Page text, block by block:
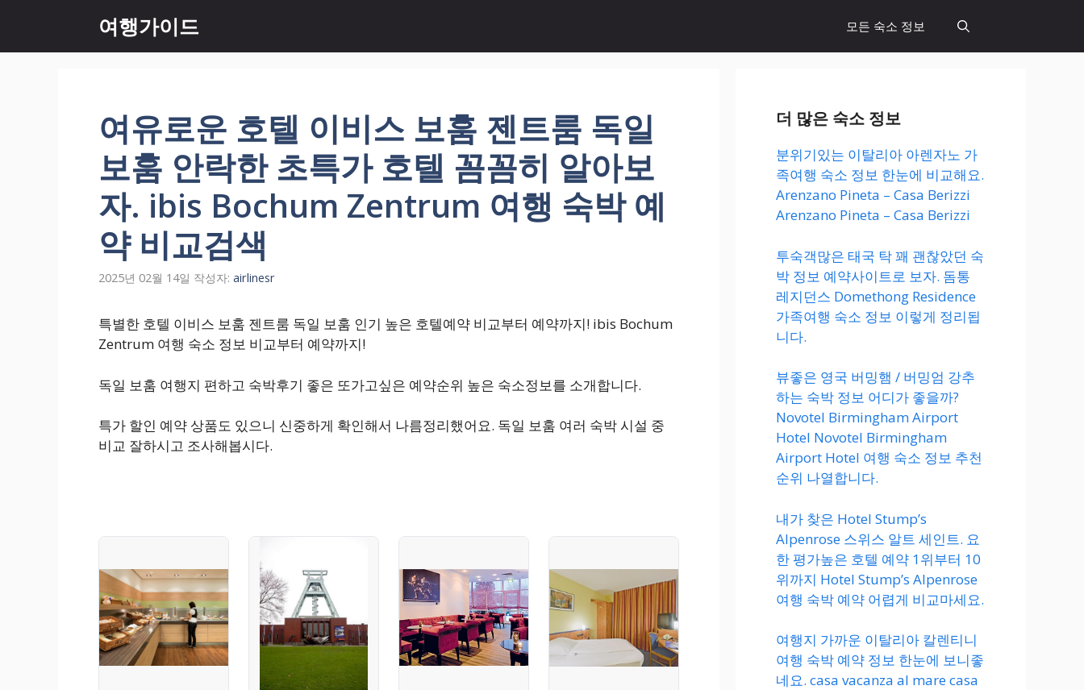
츠
여행가이드 모든 숙소 정보
여유로운 호텔 이비스 보훔 젠트룸 독일
보훔 안락한 초특가 호텔 꼼꼼히 알아보
자. ibis Bochum Zentrum 여행 숙박 예
약 비교검색
2025년 02월 14일 작성자: airlinesr
특별한 호텔 이비스 보훔 젠트룸 독일 보훔 인기 높은 호텔예약 비교부터 예약까지! ibis Bochum
Zentrum 여행 숙소 정보 비교부터 예약까지!
독일 보훔 여행지 편하고 숙박후기 좋은 또가고싶은 예약순위 높은 숙소정보를 소개합니다.
특가 할인 예약 상품도 있으니 신중하게 확인해서 나름정리했어요. 독일 보훔 여러 숙박 시설 중
비교 잘하시고 조사해봅시다.
더 많은 숙소 정보
분위기있는 이탈리아 아렌자노 가
족여행 숙소 정보 한눈에 비교해요.
Arenzano Pineta – Casa Berizzi
Arenzano Pineta – Casa Berizzi
투숙객많은 태국 탁 꽤 괜찮았던 숙
박 정보 예약사이트로 보자. 돔통
레지던스 Domethong Residence
가족여행 숙소 정보 이렇게 정리됩
니다.
뷰좋은 영국 버밍햄 / 버밍엄 강추
하는 숙박 정보 어디가 좋을까?
Novotel Birmingham Airport
Hotel Novotel Birmingham
Airport Hotel 여행 숙소 정보 추천
순위 나열합니다.
내가 찾은 Hotel Stump’s
Alpenrose 스위스 알트 세인트. 요
한 평가높은 호텔 예약 1위부터 10
위까지 Hotel Stump’s Alpenrose
여행 숙박 예약 어렵게 비교마세요.
여행지 가까운 이탈리아 칼렌티니
여행 숙박 예약 정보 한눈에 보니좋
네요. casa vacanza al mare casa